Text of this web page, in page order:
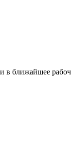
ближайшее